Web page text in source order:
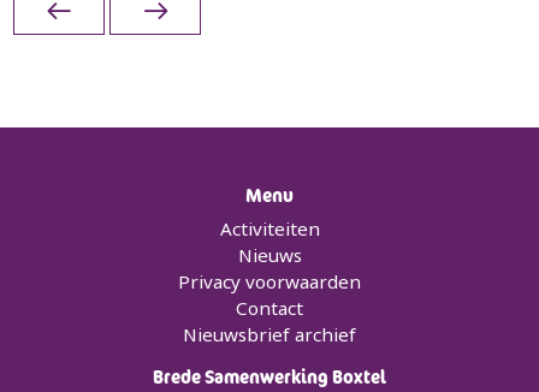
Menu
Activiteiten
Nieuws
Privacy voorwaarden
Contact
Nieuwsbrief archief
Brede Samenwerking Boxtel